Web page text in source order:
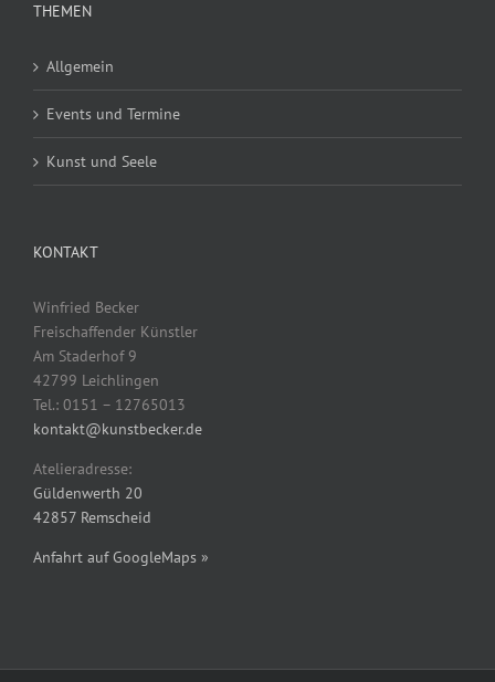
THEMEN
Allgemein
Events und Termine
Kunst und Seele
KONTAKT
Winfried Becker
Freischaffender Künstler
Am Staderhof 9
42799 Leichlingen
Tel.: 0151 – 12765013
kontakt@kunstbecker.de
Atelieradresse:
Güldenwerth 20
42857 Remscheid
Anfahrt auf GoogleMaps »